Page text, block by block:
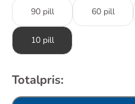
90 pill 60 pill
10 pill
Totalpris: